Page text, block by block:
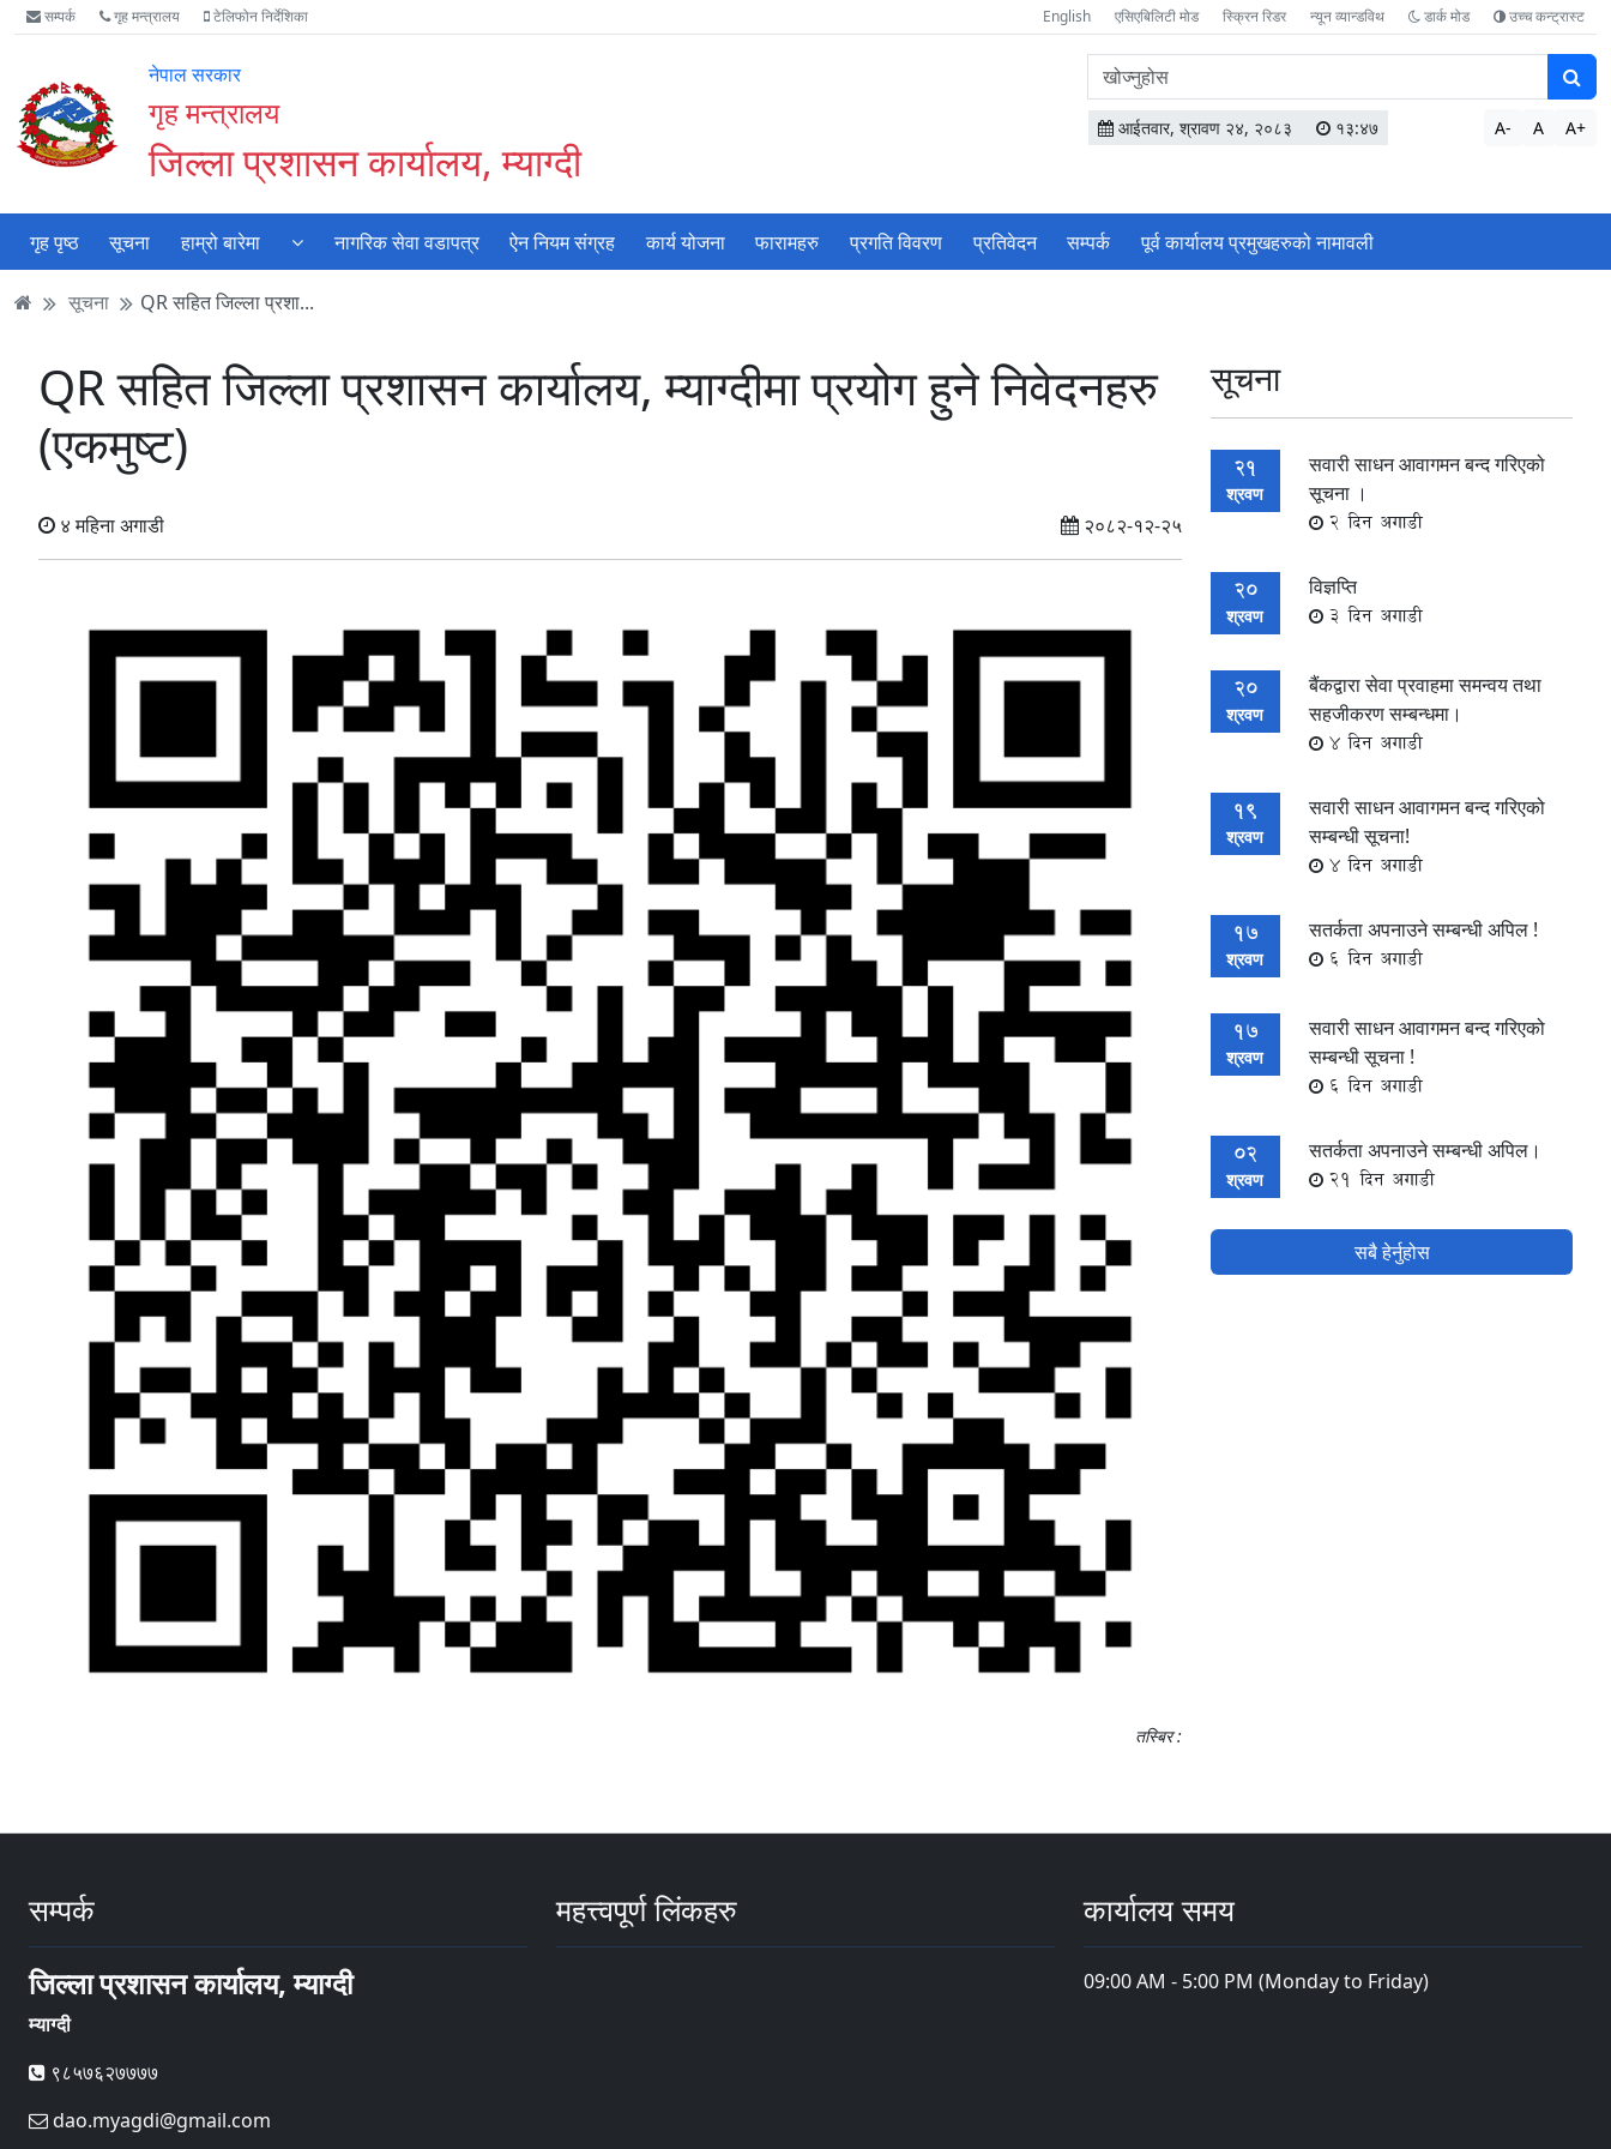
Accessibility
Mode
गर्नुहोस्
मुख्य
सामाग्री
मुख्य
नेभिगेसन
वेबसाइट
खोजमा
सम्पर्क गृह मन्त्रालय टेलिफोन निर्देशिका English एसिएबिलिटी मोड स्क्रिन रिडर न्यून व्यान्डविथ डार्क मोड उच्च कन्ट्रास्ट
नेपाल सरकार
गृह मन्त्रालय
जिल्ला प्रशासन कार्यालय, म्याग्दी
वेबसाइटमा
सामग्री
खोज्नुहोस
आईतवार, श्रावण २४, २०८३ १३:४७ A- A A+
गृह पृष्ठ सूचना हाम्रो बारेमा नागरिक सेवा वडापत्र ऐन नियम संग्रह कार्य योजना फारामहरु प्रगति विवरण प्रतिवेदन सम्पर्क पूर्व कार्यालय प्रमुखहरुको नामावली
सूचना QR सहित जिल्ला प्रशा...
QR सहित जिल्ला प्रशासन कार्यालय, म्याग्दीमा प्रयोग हुने निवेदनहरु
(एकमुष्ट)
४ महिना अगाडी २०८२-१२-२५
तस्बिर :
सूचना
21
श्रवण
सवारी साधन आवागमन बन्द गरिएको
सूचना ।
2 दिन अगाडी
20
श्रवण
विज्ञप्ति
3 दिन अगाडी
20
श्रवण
बैंकद्वारा सेवा प्रवाहमा समन्वय तथा
सहजीकरण सम्बन्धमा।
4 दिन अगाडी
19
श्रवण
सवारी साधन आवागमन बन्द गरिएको
सम्बन्धी सूचना!
4 दिन अगाडी
17
श्रवण
सतर्कता अपनाउने सम्बन्धी अपिल !
6 दिन अगाडी
17
श्रवण
सवारी साधन आवागमन बन्द गरिएको
सम्बन्धी सूचना !
6 दिन अगाडी
02
श्रवण
सतर्कता अपनाउने सम्बन्धी अपिल।
21 दिन अगाडी
सबै हेर्नुहोस
सम्पर्क
जिल्ला प्रशासन कार्यालय, म्याग्दी
म्याग्दी
९८५७६२७७७७
dao.myagdi@gmail.com
महत्त्वपूर्ण लिंकहरु कार्यालय समय
09:00 AM - 5:00 PM (Monday to Friday)